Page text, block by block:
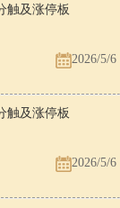
触及涨停板
2026/5/6
触及涨停板
2026/5/6